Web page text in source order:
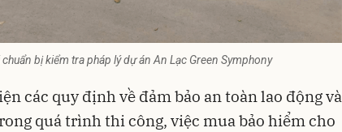
bị kiểm tra pháp lý dự án An Lạc Green Symphony
các quy định về đảm bảo an toàn lao động và
quá trình thi công, việc mua bảo hiểm cho